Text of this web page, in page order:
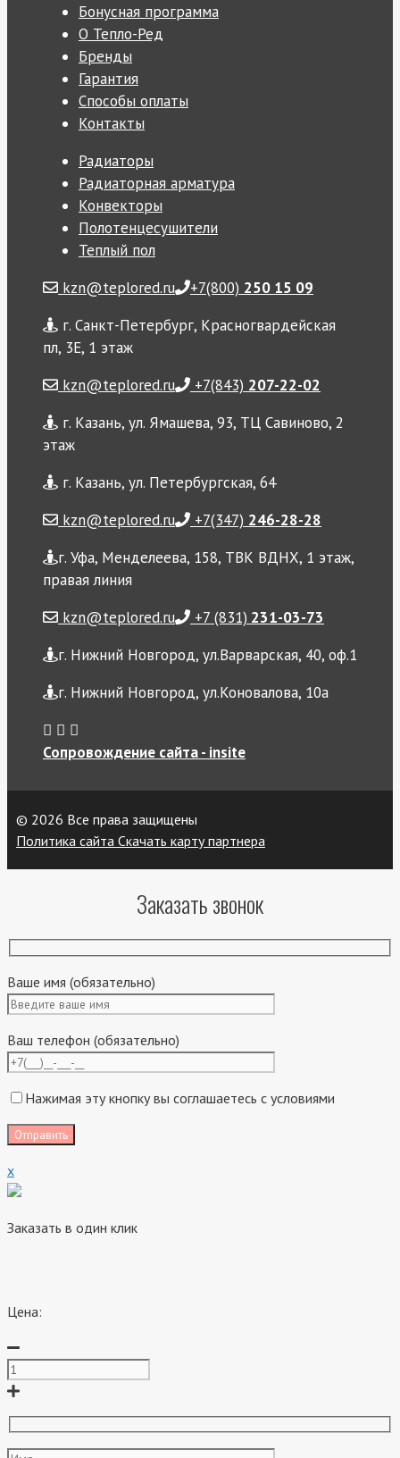
Бонусная программа
О Тепло-Ред
Бренды
Гарантия
Способы оплаты
Контакты
Радиаторы
Радиаторная арматура
Конвекторы
Полотенцесушители
Теплый пол
kzn@teplored.ru
+7(800) 250 15 09
г. Санкт-Петербург, Красногвардейская
пл, 3Е, 1 этаж
kzn@teplored.ru
+7(843) 207-22-02
г. Казань, ул. Ямашева, 93, ТЦ Савиново, 2
этаж
г. Казань, ул. Петербургская, 64
kzn@teplored.ru
+7(347) 246-28-28
г. Уфа, Менделеева, 158, ТВК ВДНХ, 1 этаж,
правая линия
kzn@teplored.ru
+7 (831) 231-03-73
г. Нижний Новгород, ул.Варварская, 40, оф.1
г. Нижний Новгород, ул.Коновалова, 10а
Сопровождение сайта - insite
© 2026 Все права защищены
Политика сайта Скачать карту партнера
Заказать звонок
Ваше имя (обязательно)
Ваш телефон (обязательно)
Нажимая эту кнопку вы соглашаетесь с условиями
x
Заказать в один клик
Цена: